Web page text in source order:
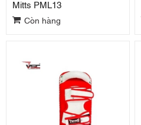
Mitts PML13
Còn hàng